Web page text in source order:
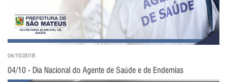
04/10/2018
04/10 - Dia Nacional do Agente de Saúde e de Endemias